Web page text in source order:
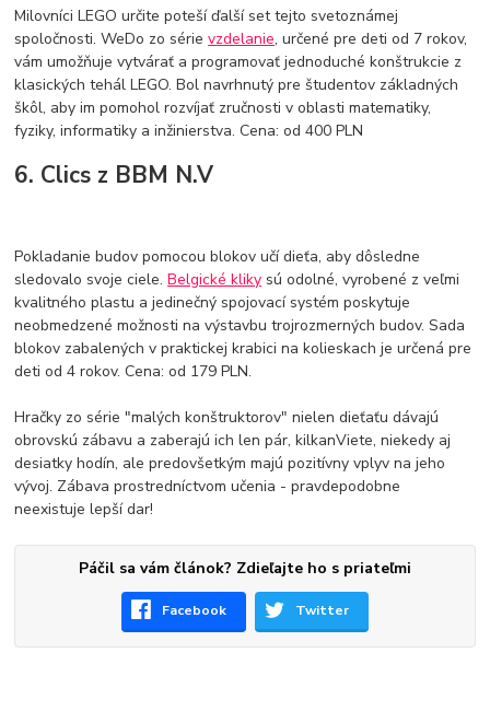
Milovníci LEGO určite poteší ďalší set tejto svetoznámej
spoločnosti. WeDo zo sérievzdelanie, určené pre deti od 7 rokov,
vám umožňuje vytvárať a programovať jednoduché konštrukcie z
klasických tehál LEGO. Bol navrhnutý pre študentov základných
škôl, aby im pomohol rozvíjať zručnosti v oblasti matematiky,
fyziky, informatiky a inžinierstva. Cena: od 400 PLN
6. Clics z BBM N.V
Pokladanie budov pomocou blokov učí dieťa, aby dôsledne
sledovalo svoje ciele.Belgické kliky sú odolné, vyrobené z veľmi
kvalitného plastu a jedinečný spojovací systém poskytuje
neobmedzené možnosti na výstavbu trojrozmerných budov. Sada
blokov zabalených v praktickej krabici na kolieskach je určená pre
deti od 4 rokov. Cena: od 179 PLN.
Hračky zo série "malých konštruktorov" nielen dieťaťu dávajú
obrovskú zábavu a zaberajú ich len pár, kilkanViete, niekedy aj
desiatky hodín, ale predovšetkým majú pozitívny vplyv na jeho
vývoj. Zábava prostredníctvom učenia - pravdepodobne
neexistuje lepší dar!
Páčil sa vám článok? Zdieľajte ho s priateľmi
Facebook Twitter